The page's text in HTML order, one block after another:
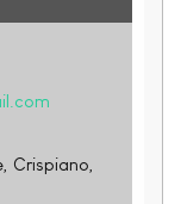
Crispiano,